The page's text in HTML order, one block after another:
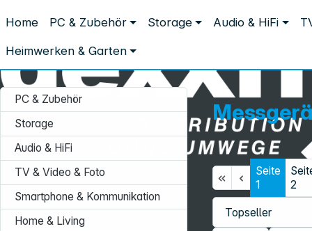
Home PC & Zubehör Storage Audio & HiFi
Heimwerken & Garten
Heimwerken & Garten Mess- & Prüfgeräte Messgeräte
Messgeräte
PC & Zubehör
Storage
Audio & HiFi
TV & Video & Foto
Smartphone & Kommunikation
Home & Living
Seite
1
2
Service-Hotline:
+49 931 9708–496
Mo. - Fr.: 08:00 - 17:00 Uhr